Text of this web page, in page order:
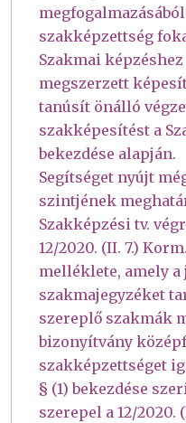
szakképzettség
Szakmai
megszerzett
tanúsít önálló
szakképesítést a
bekezdése alapján.
Segítséget nyújt
szintjének
Szakképzési tv.
12/2020. (II. 7.)
melléklete, amely
szakmajegyzéket
szereplő szakmák
bizonyítvány
szakképzettséget
§ (1) bekezdése
szerepel a 12/2020.